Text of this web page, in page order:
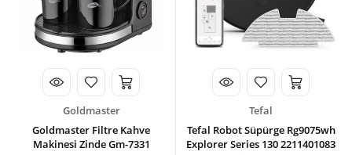
Goldmaster
Goldmaster Filtre Kahve
Makinesi Zinde Gm-7331
Tefal
Tefal Robot Süpürge Rg9075wh
Explorer Series 130 2211401083